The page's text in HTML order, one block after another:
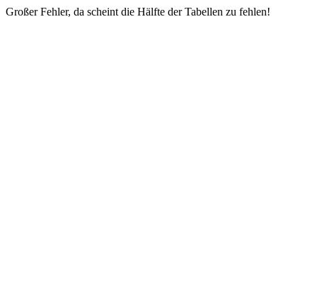
Großer Fehler, da scheint die Hälfte der Tabellen zu fehlen!